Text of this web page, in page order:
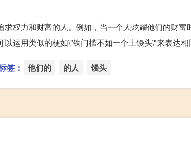
权力和财富的人。例如，当一个人炫耀他们的财富
运用类似的梗如\"铁门槛不如一个土馒头\"来表达相
签： 他们的 的人 馒头